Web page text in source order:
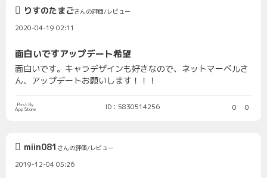
りすのたまごさんの評価/レビュー
2020-04-19 02:11
面白いですアップデート希望
面白いです。キャラデザインも好きなので、ネットマーベルさ
ん、アップデートお願いします！！！
Post By
App Store ID：5830514256 0 0
miin081 さんの評価/レビュー
2019-12-04 05:26